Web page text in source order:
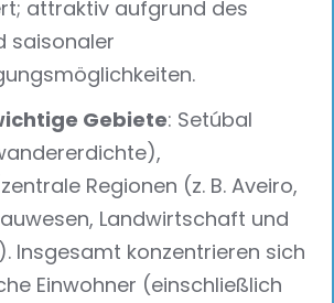
attraktiv aufgrund des
saisonaler
Gebiete: Setúbal
Regionen (z. B. Aveiro,
Landwirtschaft und
Insgesamt konzentrieren sich
Einwohner (einschließlich